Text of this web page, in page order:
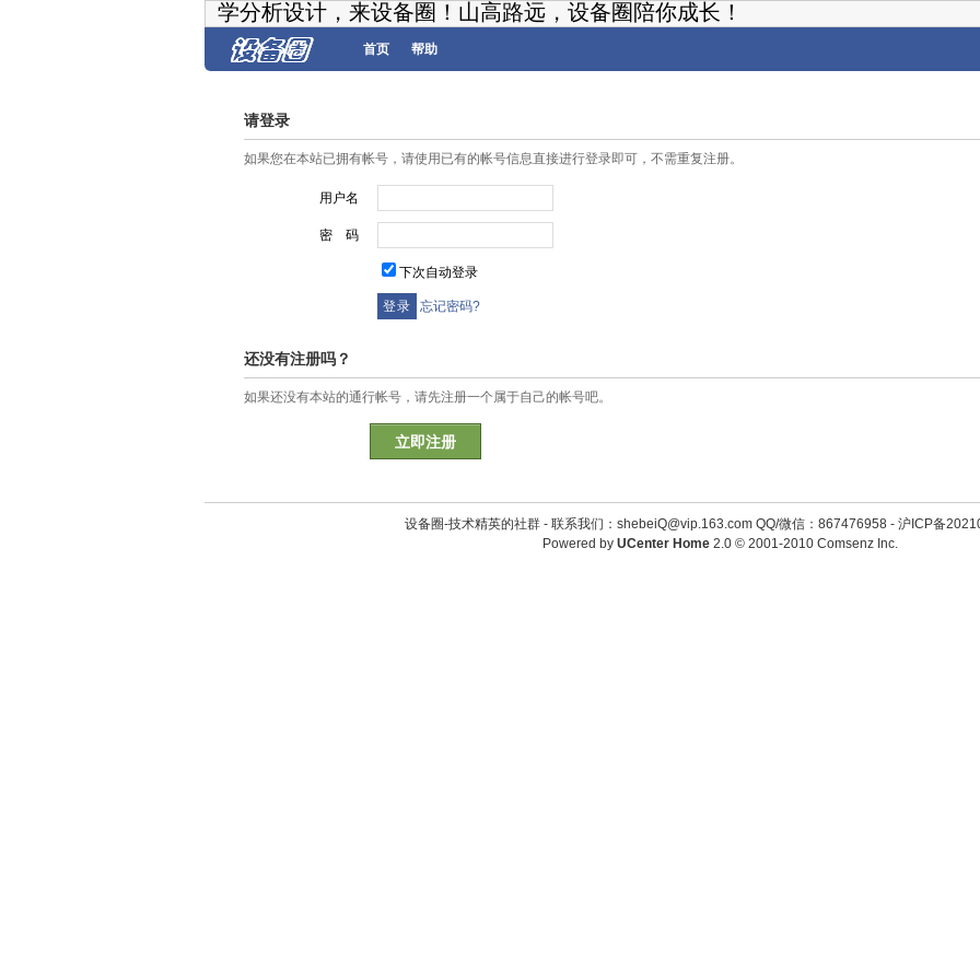
学分析设计，来设备圈！山高路远，设备圈陪你成长！
首页 帮助
请登录
如果您在本站已拥有帐号，请使用已有的帐号信息直接进行登录即可，不需重复注册。
用户名
密 码
下次自动登录
忘记密码?
还没有注册吗？
如果还没有本站的通行帐号，请先注册一个属于自己的帐号吧。
立即注册
设备圈-技术精英的社群 - 联系我们：shebeiQ@vip.163.com QQ/微信：867476958- 沪ICP备
Powered by UCenter Home 2.0© 2001-2010 Comsenz Inc.